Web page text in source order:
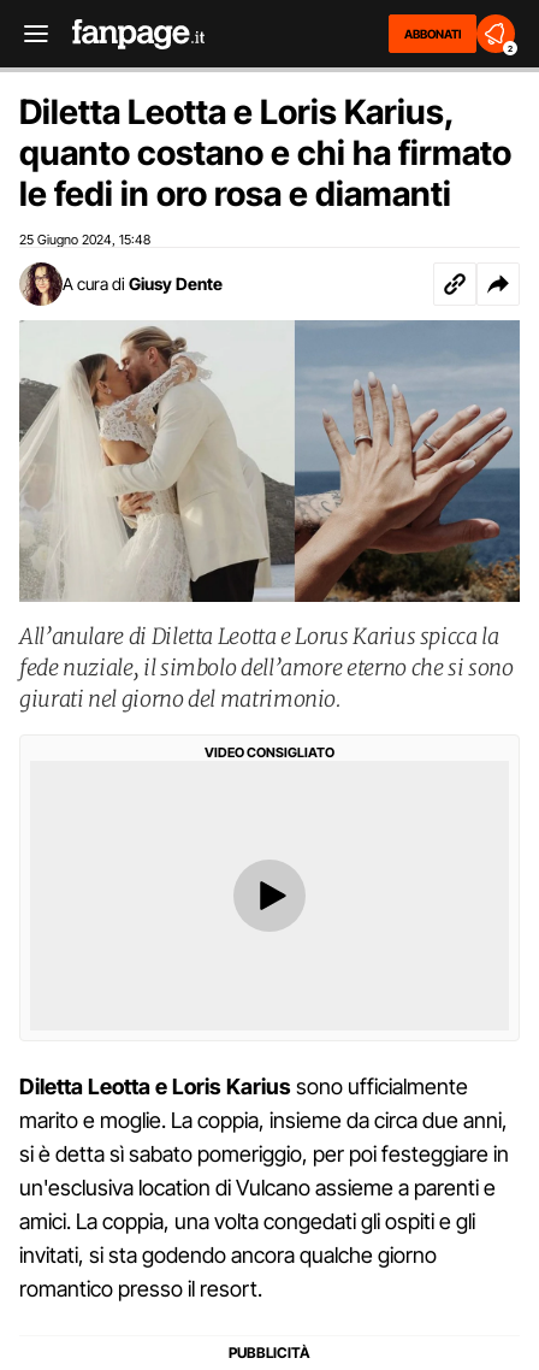
ABBONATI
2
Diletta Leotta e Loris Karius,
quanto costano e chi ha firmato
le fedi in oro rosa e diamanti
25 Giugno 2024 15:48
A cura di Giusy Dente
All’anulare di Diletta Leotta e Lorus Karius spicca la
fede nuziale, il simbolo dell’amore eterno che si sono
giurati nel giorno del matrimonio.
VIDEO CONSIGLIATO
Diletta Leotta e Loris Kariussono ufficialmente
marito e moglie. La coppia, insieme da circa due anni,
si è detta sì sabato pomeriggio, per poi festeggiare in
un'esclusiva location di Vulcano assieme a parenti e
amici. La coppia, una volta congedati gli ospiti e gli
invitati, si sta godendo ancora qualche giorno
romantico presso il resort.